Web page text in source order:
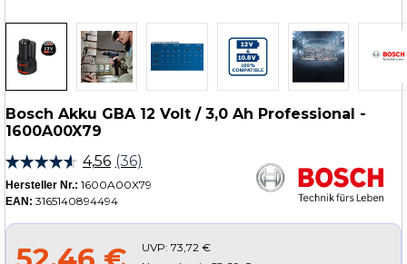
Bosch Akku GBA 12 Volt / 3,0 Ah Professional -
1600A00X79
Hersteller Nr.: 1600A00X79
EAN: 3165140894494
UVP: 73,72 €